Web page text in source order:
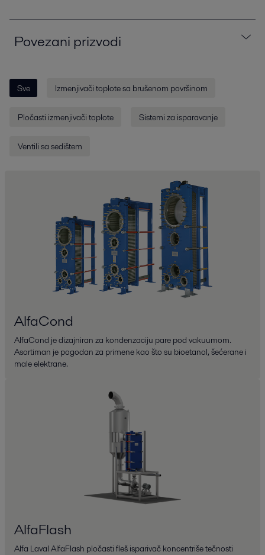
Povezani prizvodi
Sve Izmenjivači toplote sa brušenom površinom
Pločasti izmenjivači toplote Sistemi za isparavanje
Ventili sa sedištem
AlfaCond
AlfaCond je dizajniran za kondenzaciju pare pod vakuumom.
Asortiman je pogodan za primene kao što su bioetanol, šećerane i
male elektrane.
AlfaFlash
Alfa Laval AlfaFlash pločasti fleš isparivač koncentriše tečnosti